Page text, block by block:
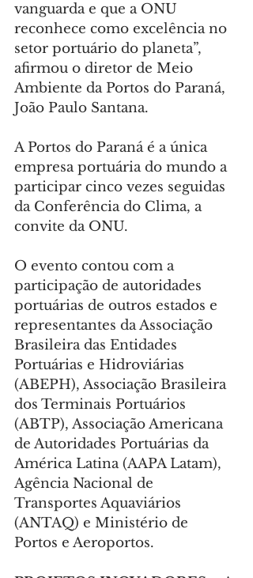
vanguarda e que a ONU
reconhece como excelência no
setor portuário do planeta”,
afirmou o diretor de Meio
Ambiente da Portos do Paraná,
João Paulo Santana.
A Portos do Paraná é a única
empresa portuária do mundo a
participar cinco vezes seguidas
da Conferência do Clima, a
convite da ONU.
O evento contou com a
participação de autoridades
portuárias de outros estados e
representantes da Associação
Brasileira das Entidades
Portuárias e Hidroviárias
(ABEPH), Associação Brasileira
dos Terminais Portuários
(ABTP), Associação Americana
de Autoridades Portuárias da
América Latina (AAPA Latam),
Agência Nacional de
Transportes Aquaviários
(ANTAQ) e Ministério de
Portos e Aeroportos.